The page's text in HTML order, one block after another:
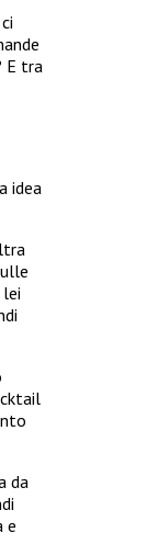
E tra
idea
da
e